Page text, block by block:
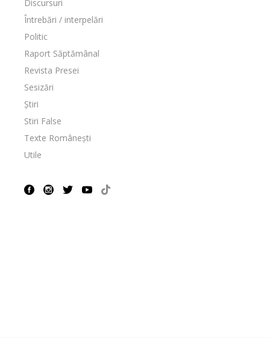
Discursuri
Întrebări / interpelări
Politic
Raport Săptămânal
Revista Presei
Sesizări
Știri
Stiri False
Texte Românești
Utile